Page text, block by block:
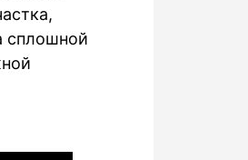
сплошной